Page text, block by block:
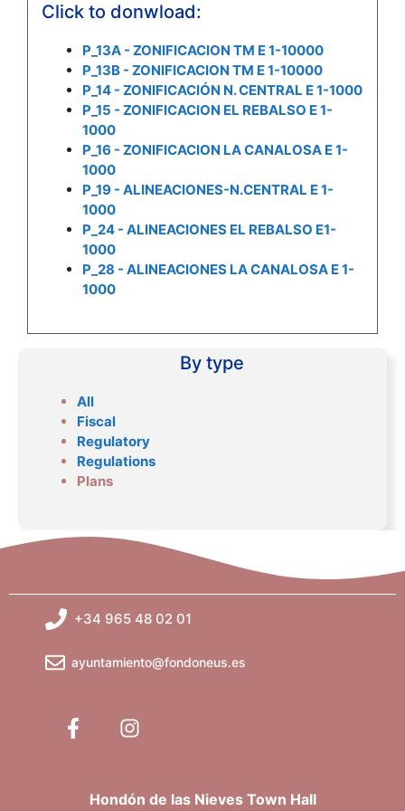
Click to donwload:
P_13A - ZONIFICACION TM E 1-10000
P_13B - ZONIFICACION TM E 1-10000
P_14 - ZONIFICACIÓN N. CENTRAL E 1-1000
P_15 - ZONIFICACION EL REBALSO E 1-
1000
P_16 - ZONIFICACION LA CANALOSA E 1-
1000
P_19 - ALINEACIONES-N.CENTRAL E 1-
1000
P_24 - ALINEACIONES EL REBALSO E1-
1000
P_28 - ALINEACIONES LA CANALOSA E 1-
1000
By type
All
Fiscal
Regulatory
Regulations
Plans
+34 965 48 02 01
ayuntamiento@fondoneus.es
Hondón de las Nieves Town Hall